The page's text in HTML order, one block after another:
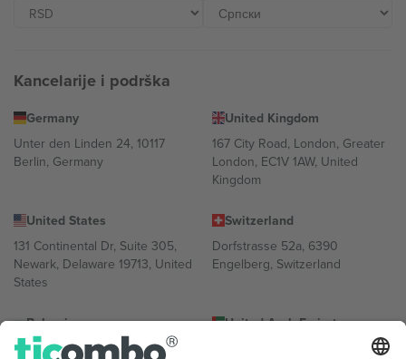
Kancelarije i podrška
Germany
Unter den Linden 24, 10117
Berlin, Germany
United Kingdom
167 City Road, London, Greater
London, EC1V 1AW, United
Kingdom
United States
131 Continental Dr, Suite 305,
Newark, Delaware 19713, United
States
Switzerland
Dorfstrasse 52a, 6390
Engelberg, Switzerland
Bulgaria
Regus Sofia City West, bul
United Arab Emirates
UAE Dubai Silicon Oasis, DDP